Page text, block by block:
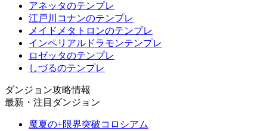
アネッタのテンプレ
江戸川コナンのテンプレ
メイドメタトロンのテンプレ
インペリアルドラモンテンプレ
ロゼッタのテンプレ
しづるのテンプレ
ダンジョン攻略情報
最新・注目ダンジョン
魔夏の+限界突破コロシアム